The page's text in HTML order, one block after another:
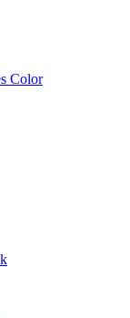
Color